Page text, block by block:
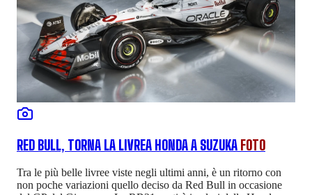
RED BULL, TORNA LA LIVREA HONDA A SUZUKA FOTO
Tra le più belle livree viste negli ultimi anni, è un ritorno con
non poche variazioni quello deciso da Red Bull in occasione